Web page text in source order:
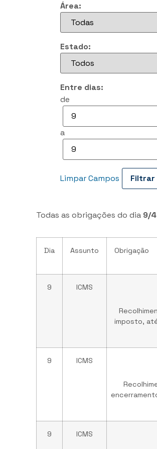
Área:
Estado:
Entre dias:
de
a
Limpar Campos
Todas as obrigações do dia 9/4
Dia Assunto Obrigação
9 ICMS
imposto,
9 ICMS
9 ICMS